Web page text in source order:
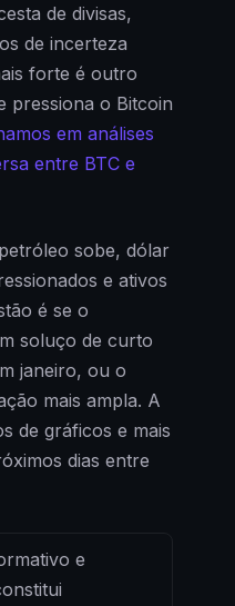
de divisas,
de incerteza
forte é outro
pressiona o Bitcoin
em análises
entre BTC e
sobe, dólar
e ativos
é se o
soluço de curto
janeiro, ou o
mais ampla. A
de gráficos e mais
dias entre
e